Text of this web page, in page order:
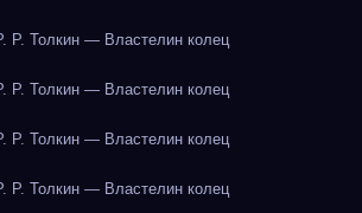
Р. Толкин — Властелин колец
Р. Толкин — Властелин колец
Р. Толкин — Властелин колец
Р. Толкин — Властелин колец